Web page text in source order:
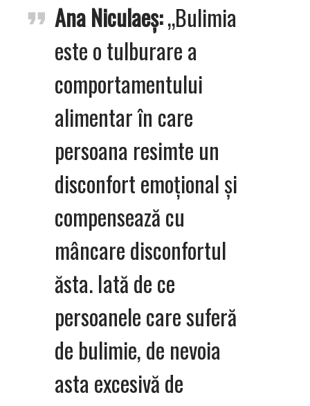
Ana Niculaeș:„Bulimia
este o tulburare a
comportamentului
alimentar în care
persoana resimte un
disconfort emoțional și
compensează cu
mâncare disconfortul
ăsta. Iată de ce
persoanele care suferă
de bulimie, de nevoia
asta excesivă de